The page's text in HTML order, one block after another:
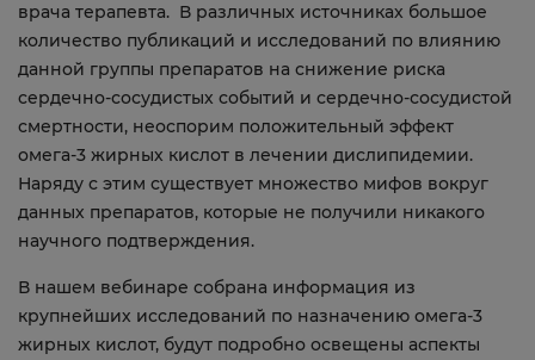
врача терапевта. В различных источниках большое
количество публикаций и исследований по влиянию
данной группы препаратов на снижение риска
сердечно-сосудистых событий и сердечно-сосудистой
смертности, неоспорим положительный эффект
омега-3 жирных кислот в лечении дислипидемии.
Наряду с этим существует множество мифов вокруг
данных препаратов, которые не получили никакого
научного подтверждения.
В нашем вебинаре собрана информация из
крупнейших исследований по назначению омега-3
жирных кислот, будут подробно освещены аспекты